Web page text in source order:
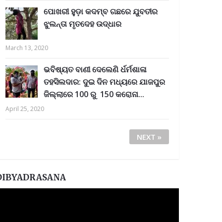
ପୋଖରୀ ହୁଡ଼ା କଦମ୍ବ ଗଛରେ ଯୁବତୀର
ଝୁଲନ୍ତା ମୃତଦେହ ଉଦ୍ଧାର
March 13, 2020
ଭବିଷ୍ୟତ ବାଣୀ ଦେଲେଣି ର୍ଧର୍ମଶାଳା
ତହସିଲଦାର: ଦୁଇ ଦିନ ମଧ୍ୟରେ ଯାଜପୁର
ଜିଲ୍ଲାରେ 100 ରୁ 150 କରୋନା...
April 25, 2020
NEXT »